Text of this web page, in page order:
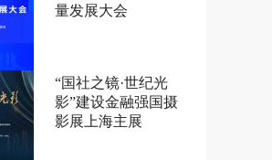
量发展大会
“国社之镜·世纪光
影”建设金融强国摄
影展上海主展